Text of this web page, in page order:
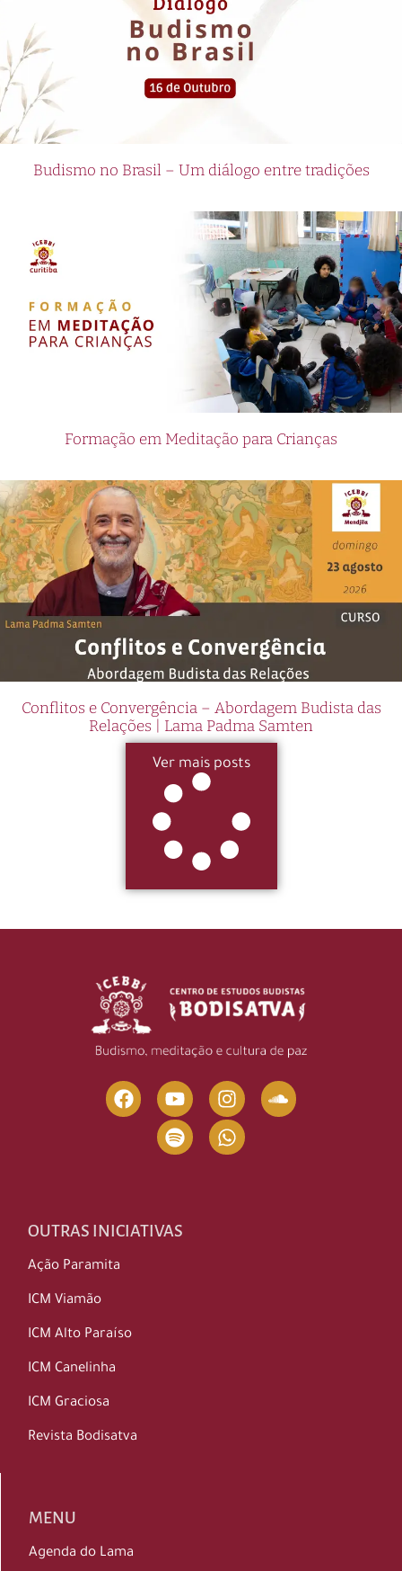
Budismo no Brasil – Um diálogo entre tradições
Formação em Meditação para Crianças
Conflitos e Convergência – Abordagem Budista das
Relações | Lama Padma Samten
Ver mais posts
OUTRAS INICIATIVAS
Ação Paramita
ICM Viamão
ICM Alto Paraíso
ICM Canelinha
ICM Graciosa
Revista Bodisatva
MENU
Agenda do Lama